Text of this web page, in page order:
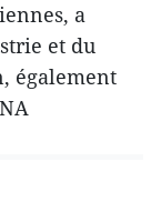
a
et du
également